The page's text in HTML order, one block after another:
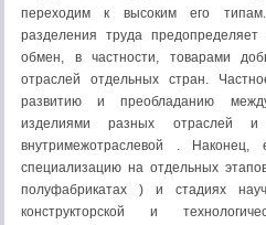
переходим к высоким его
разделения труда
обмен, в частности, товарами
отраслей отдельных стран.
развитию и преобладанию
изделиями разных отраслей
внутримежотраслевой .
специализацию на отдельных
полуфабрикатах ) и стадиях
конструкторской и